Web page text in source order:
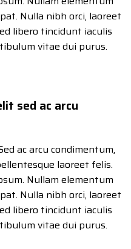
Nulla nibh orci, laoreet
libero tincidunt iaculis
vitae dui purus.
sed ac arcu
ac arcu condimentum,
laoreet felis.
Nullam elementum
Nulla nibh orci, laoreet
libero tincidunt iaculis
vitae dui purus.